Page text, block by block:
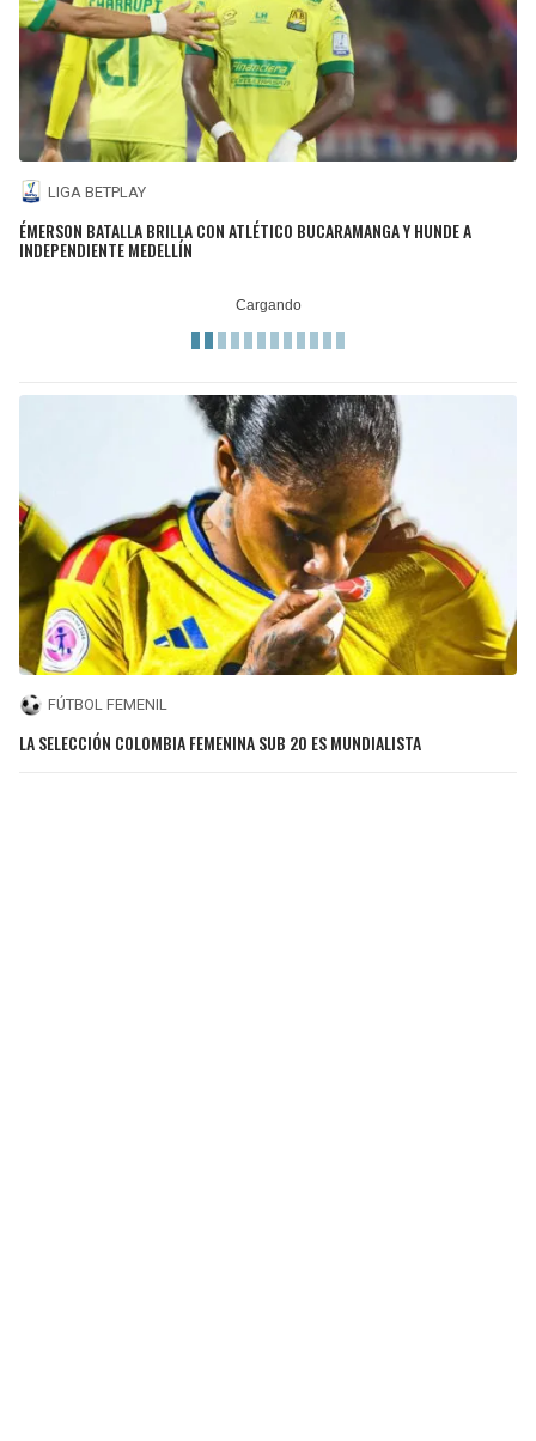
LIGA BETPLAY
ÉMERSON BATALLA BRILLA CON ATLÉTICO BUCARAMANGA Y HUNDE A
INDEPENDIENTE MEDELLÍN
FÚTBOL FEMENIL
LA SELECCIÓN COLOMBIA FEMENINA SUB 20 ES MUNDIALISTA